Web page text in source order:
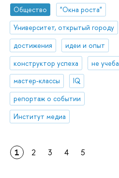
Общество
"Окна роста"
Университет, открытый городу
достижения
идеи и опыт
конструктор успеха
не учеба
мастер-классы
IQ
репортаж о событии
Институт медиа
1 2 3 4 5